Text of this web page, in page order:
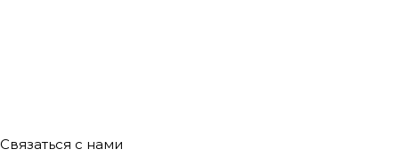
Связаться с нами